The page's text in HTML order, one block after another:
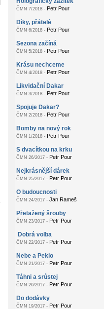
ČMN 7/2018 - Petr Pour
Díky, přátelé
ČMN 6/2018 - Petr Pour
Sezona začíná
ČMN 5/2018 - Petr Pour
Krásu nechceme
ČMN 4/2018 - Petr Pour
Likvidační Dakar
ČMN 3/2018 - Petr Pour
Spojuje Dakar?
ČMN 2/2018 - Petr Pour
Bomby na nový rok
ČMN 1/2018 - Petr Pour
S dvacítkou na krku
ČMN 26/2017 - Petr Pour
Nejkrásnější dárek
ČMN 25/2017 - Petr Pour
O budoucnosti
ČMN 24/2017 - Jan Rameš
Přetažený šrouby
ČMN 23/2017 - Petr Pour
Dobrá volba
ČMN 22/2017 - Petr Pour
Nebe a Peklo
ČMN 21/2017 - Petr Pour
Táhni a srůstej
ČMN 20/2017 - Petr Pour
Do dodávky
ČMN 19/2017 - Petr Pour